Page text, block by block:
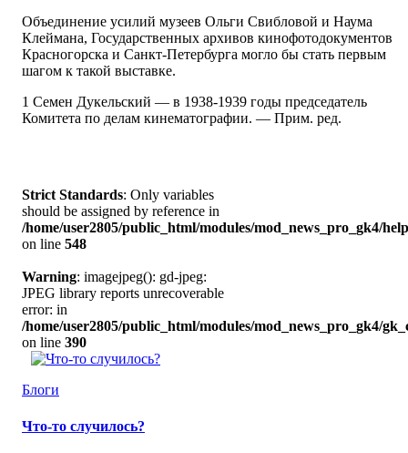
Объединение усилий музеев Ольги Свибловой и Наума
Клеймана, Государственных архивов кинофотодокументов
Красногорска и Санкт-Петербурга могло бы стать первым
шагом к такой выставке.
1 Семен Дукельский — в 1938-1939 годы председатель
Комитета по делам кинематографии. — Прим. ред.
Strict Standards: Only variables
should be assigned by reference in
/home/user2805/public_html/modules/mod_news_pro_gk4/
on line 548
Warning: imagejpeg(): gd-jpeg:
JPEG library reports unrecoverable
error: in
/home/user2805/public_html/modules/mod_news_pro_gk4/
on line 390
Блоги
Что-то случилось?